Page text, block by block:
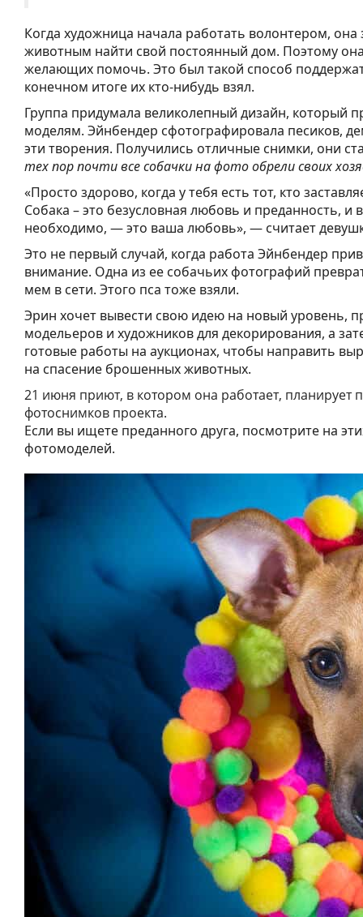
Когда художница начала работать волонтером,
животным найти свой постоянный дом. Поэтому
желающих помочь. Это был такой способ
конечном итоге их кто-нибудь взял.
Группа придумала великолепный дизайн, который
моделям. Эйнбендер сфотографировала песиков,
эти творения. Получились отличные снимки, они
тех пор почти все собачки на фото обрели своих
«Просто здорово, когда у тебя есть тот, кто
Собака – это безусловная любовь и преданность, и
необходимо, — это ваша любовь», — считает
Это не первый случай, когда работа Эйнбендер
внимание. Одна из ее собачьих фотографий
мем в сети. Этого пса тоже взяли.
Эрин хочет вывести свою идею на новый уровень,
модельеров и художников для декорирования, а
готовые работы на аукционах, чтобы направить
на спасение брошенных животных.
21 июня приют, в котором она работает, планирует
фотоснимков проекта.
Если вы ищете преданного друга, посмотрите на
фотомоделей.